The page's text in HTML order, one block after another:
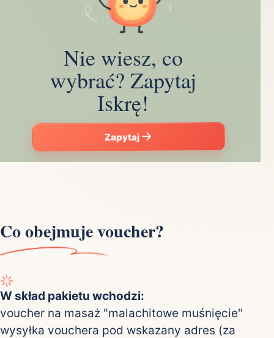
Nie wiesz, co
wybrać? Zapytaj
Iskrę!
Zapytaj
Co obejmuje voucher?
W skład pakietu wchodzi:
voucher na masaż "malachitowe muśnięcie"
wysyłka vouchera pod wskazany adres (za